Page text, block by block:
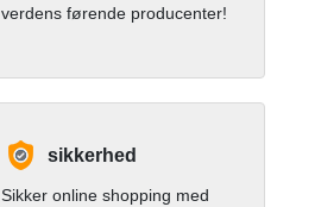
verdens førende producenter!
sikkerhed
Sikker online shopping med